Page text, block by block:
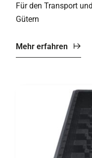
Für den Transport
Gütern
Mehr erfahren